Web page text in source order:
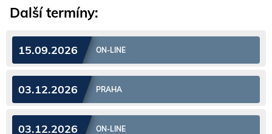
Další termíny:
15.09.2026 ON-LINE
03.12.2026 PRAHA
03.12.2026 ON-LINE